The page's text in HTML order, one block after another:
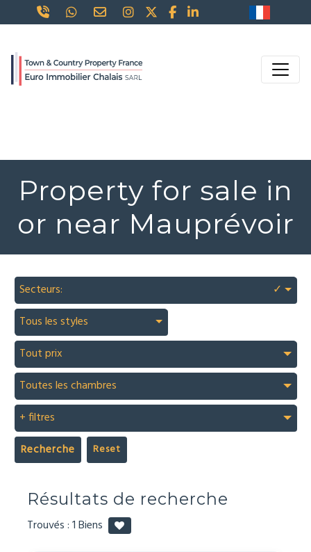
Property for sale in
or near Mauprévoir
Secteurs:
✓
Tous les styles
Tout prix
Toutes les chambres
+ filtres
Recherche
Résultats de recherche
Trouvés :1Biens